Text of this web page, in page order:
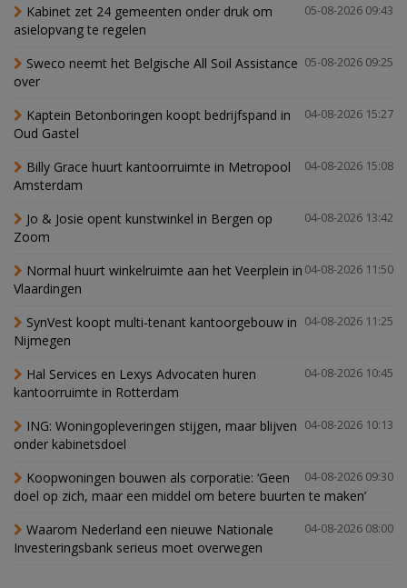
05-08-2026 09:43
Kabinet zet 24 gemeenten onder druk om
asielopvang te regelen
05-08-2026 09:25
Sweco neemt het Belgische All Soil Assistance
over
04-08-2026 15:27
Kaptein Betonboringen koopt bedrijfspand in
Oud Gastel
04-08-2026 15:08
Billy Grace huurt kantoorruimte in Metropool
Amsterdam
04-08-2026 13:42
Jo & Josie opent kunstwinkel in Bergen op
Zoom
04-08-2026 11:50
Normal huurt winkelruimte aan het Veerplein in
Vlaardingen
04-08-2026 11:25
SynVest koopt multi-tenant kantoorgebouw in
Nijmegen
04-08-2026 10:45
Hal Services en Lexys Advocaten huren
kantoorruimte in Rotterdam
04-08-2026 10:13
ING: Woningopleveringen stijgen, maar blijven
onder kabinetsdoel
04-08-2026 09:30
Koopwoningen bouwen als corporatie: ‘Geen
doel op zich, maar een middel om betere buurten te maken’
04-08-2026 08:00
Waarom Nederland een nieuwe Nationale
Investeringsbank serieus moet overwegen